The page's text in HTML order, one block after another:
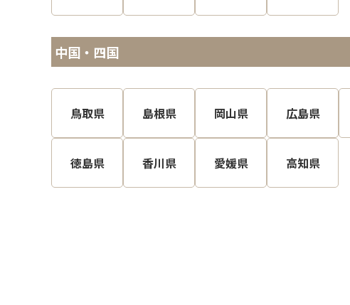
中国・四国
鳥取県 島根県 岡山県 広島県
徳島県 香川県 愛媛県 高知県